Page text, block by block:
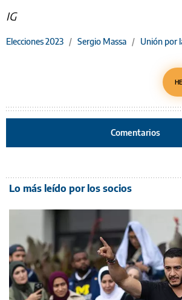
IG
Elecciones 2023 / Sergio Massa / Unión por
Comentarios
Lo más leído por los socios